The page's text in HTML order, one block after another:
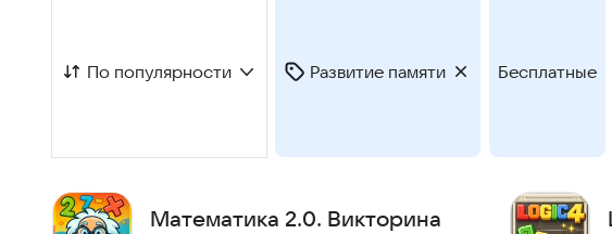
По популярности Развитие памяти Бесплатные
Математика 2.0. Викторина